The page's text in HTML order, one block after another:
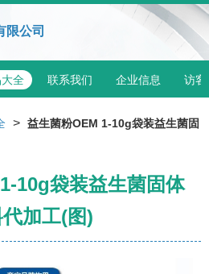
限公司
全 联系我们 企业信息 访客
> 益生菌粉OEM 1-10g袋装益生菌固
10g袋装益生菌固体
加工(图)